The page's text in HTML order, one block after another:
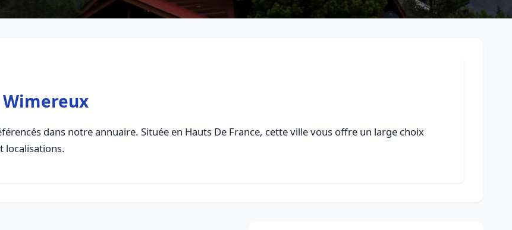
dans notre annuaire. Située en Hauts De France, cette ville vous offre un large choix
localisations.